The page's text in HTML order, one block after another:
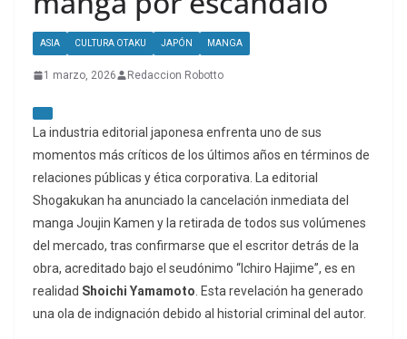
ASIA CULTURA OTAKU JAPÓN MANGA
1 marzo, 2026 Redaccion Robotto
La industria editorial japonesa enfrenta uno de sus
momentos más críticos de los últimos años en términos de
relaciones públicas y ética corporativa. La editorial
Shogakukan ha anunciado la cancelación inmediata del
manga Joujin Kamen y la retirada de todos sus volúmenes
del mercado, tras confirmarse que el escritor detrás de la
obra, acreditado bajo el seudónimo “Ichiro Hajime”, es en
realidad Shoichi Yamamoto . Esta revelación ha generado
una ola de indignación debido al historial criminal del autor.